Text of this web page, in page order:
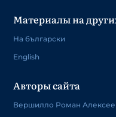
Материалы на
На български
English
Авторы сайта
Вершилло Роман